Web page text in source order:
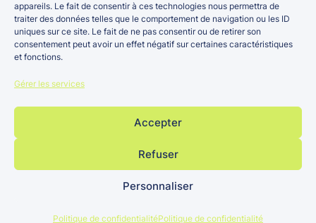
appareils. Le fait de consentir à ces technologies nous permettra de
traiter des données telles que le comportement de navigation ou les ID
uniques sur ce site. Le fait de ne pas consentir ou de retirer son
consentement peut avoir un effet négatif sur certaines caractéristiques
et fonctions.
Gérer les services
Accepter
Refuser
Personnaliser
Politique de confidentialitéPolitique de confidentialité
Actualités
Carrières
Points de vente
Véhicules neufs
Entretien et réparation